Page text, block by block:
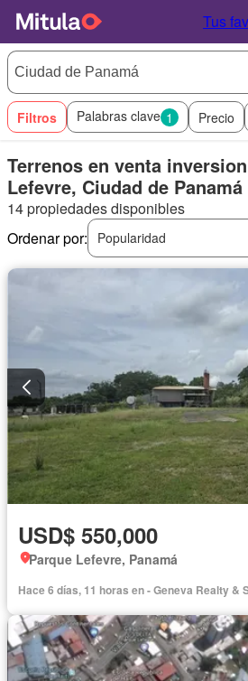
Tus
Filtros Palabras clave 1 Precio
Terrenos en venta
Lefevre, Ciudad de Panamá
14 propiedades disponibles
Ordenar por:
Popularidad
USD$ 550,000
Parque Lefevre, Panamá
Hace 6 días, 11 horas en - Geneva Realty &